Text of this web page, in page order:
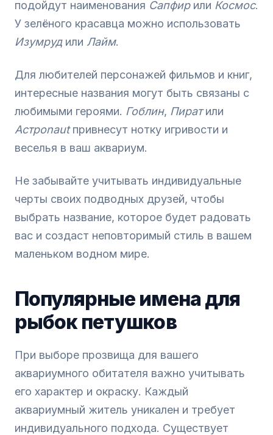
подойдут наименования Сапфирили Космос.
У зелёного красавца можно использовать
Изумрудили Лайм.
Для любителей персонажей фильмов и книг,
интересные названия могут быть связаны с
любимыми героями. Гоблин, Пиратили
Астрonautпривнесут нотку игривости и
веселья в ваш аквариум.
Не забывайте учитывать индивидуальные
черты своих подводных друзей, чтобы
выбрать название, которое будет радовать
вас и создаст неповторимый стиль в вашем
маленьком водном мире.
Популярные имена для
рыбок петушков
При выборе прозвища для вашего
аквариумного обитателя важно учитывать
его характер и окраску. Каждый
аквариумный житель уникален и требует
индивидуального подхода. Существует